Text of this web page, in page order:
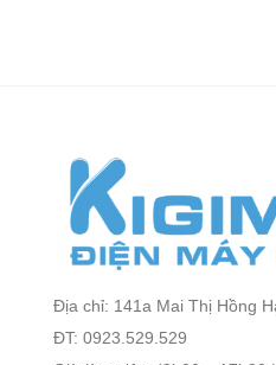
Địa chỉ: 141a Mai Thị Hồng
ĐT: 0923.529.529